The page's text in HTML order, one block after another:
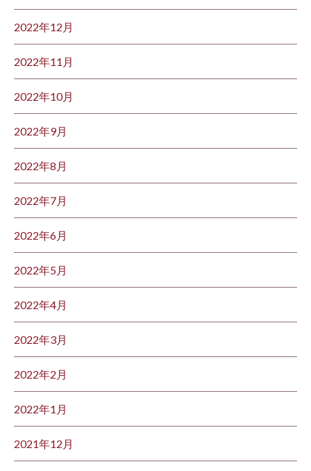
2022年12月
2022年11月
2022年10月
2022年9月
2022年8月
2022年7月
2022年6月
2022年5月
2022年4月
2022年3月
2022年2月
2022年1月
2021年12月